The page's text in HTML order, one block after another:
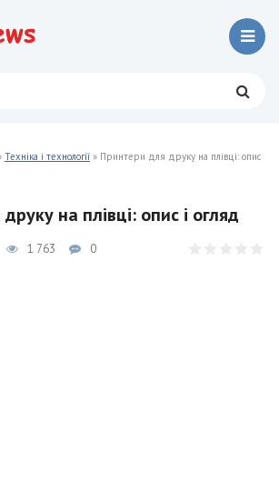
Техніка і технології » Принтери для друку на плівці: опис
на плівці: опис і огляд
1 763 0